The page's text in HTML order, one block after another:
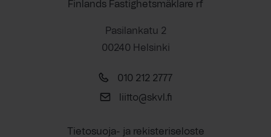
Finlands Fastighetsmäklare rf
Pasilankatu 2
00240 Helsinki
010 212 2777
liitto@skvl.fi
Tietosuoja- ja rekisteriseloste